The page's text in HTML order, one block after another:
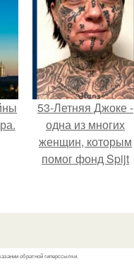
53-Летняя Джоке -
одна из многих
женщин, которым
помог фонд Spijt
Роттердаме.
обратной гиперссылки.